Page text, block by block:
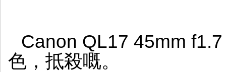
Canon QL17 45mm
色，抵殺嘅。